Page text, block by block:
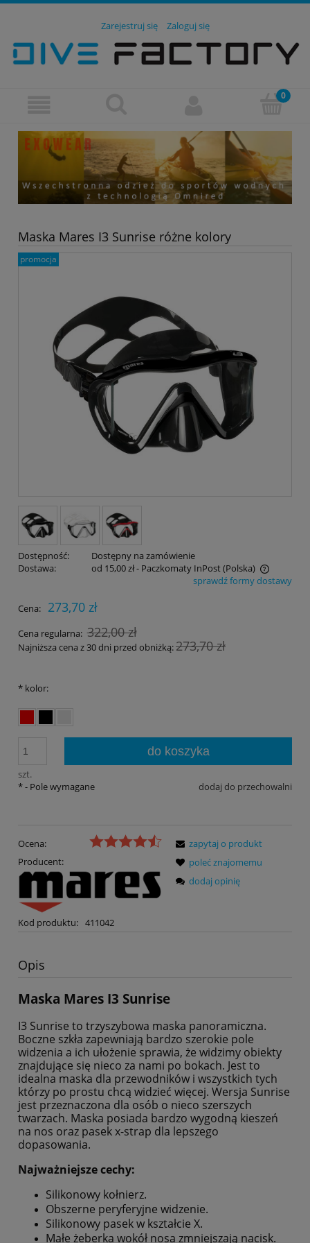
Zarejestruj się Zaloguj się
Maska Mares I3 Sunrise różne kolory
promocja
Dostępność:
Dostępny na zamówienie
Dostawa:
od 15,00 zł- Paczkomaty InPost(Polska)
Cena nie zawiera ewentualnych kosztów płatnościsprawdź formy dostawy
Cena: 273,70 zł
Cena regularna: 322,00 zł
Najniższa cena z 30 dni przed obniżką:273,70 zł
* kolor:
szt.
do koszyka
dodaj do przechowalni
*- Pole wymagane
Ocena:
Producent:
Kod produktu: 411042
zapytaj o produkt
poleć znajomemu
dodaj opinię
Opis
Maska Mares I3 Sunrise
I3 Sunrise to trzyszybowa maska panoramiczna.
Boczne szkła zapewniają bardzo szerokie pole
widzenia a ich ułożenie sprawia, że widzimy obiekty
znajdujące się nieco za nami po bokach. Jest to
idealna maska dla przewodników i wszystkich tych
którzy po prostu chcą widzieć więcej. Wersja Sunrise
jest przeznaczona dla osób o nieco szerszych
twarzach. Maska posiada bardzo wygodną kieszeń
na nos oraz pasek x-strap dla lepszego
dopasowania.
Najważniejsze cechy:
Silikonowy kołnierz.
Obszerne peryferyjne widzenie.
Silikonowy pasek w kształcie X.
Małe żeberka wokół nosa zmniejszają nacisk.